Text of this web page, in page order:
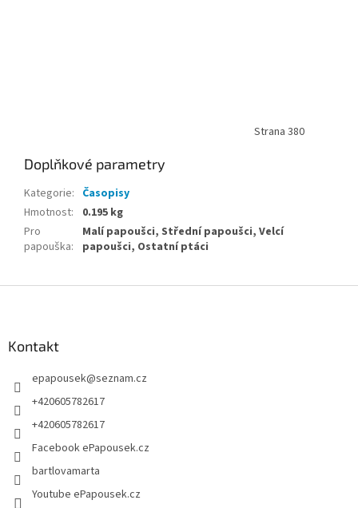
Strana 380
Doplňkové parametry
Kategorie: Časopisy
Hmotnost:
0.195 kg
Pro
papouška:
Malí papoušci, Střední papoušci, Velcí
papoušci, Ostatní ptáci
Kontakt
epapousek@seznam.cz
+420605782617
+420605782617
Facebook ePapousek.cz
bartlovamarta
Youtube ePapousek.cz